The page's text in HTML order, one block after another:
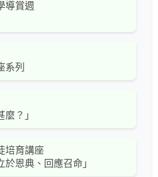
導賞週
系列
？」
培育講座
恩典、回應召命」